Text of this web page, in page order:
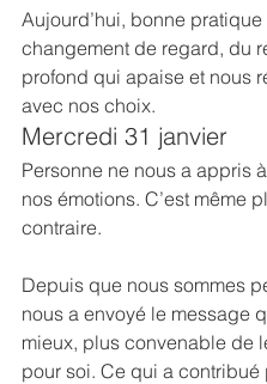
Aujourd’hui, bonne pratique
changement de regard, du
profond qui apaise et nous
avec nos choix.
Mercredi 31 janvier
Personne ne nous a appris
nos émotions. C’est même
contraire.
Depuis que nous sommes
nous a envoyé le message
mieux, plus convenable de
pour soi. Ce qui a contribué